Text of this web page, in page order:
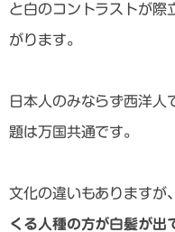
と白のコントラストが際
がります。
日本人のみならず西洋人
題は万国共通です。
文化の違いもありますが、
くる人種の方が白髪が出